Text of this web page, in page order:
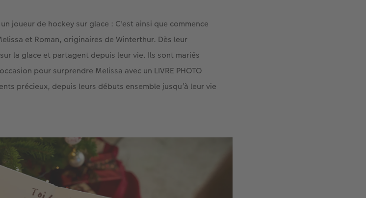
joueur de hockey sur glace : C'est ainsi que commence
et Roman, originaires de Winterthur. Dès leur
la glace et partagent depuis leur vie. Ils sont mariés
pour surprendre Melissa avec un LIVRE PHOTO
précieux, depuis leurs débuts ensemble jusqu’à leur vie